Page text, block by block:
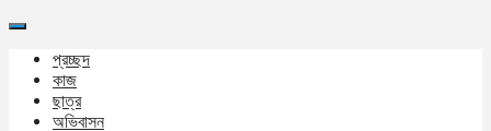
প্রচ্ছদ
কাজ
ছাত্র
অভিবাসন